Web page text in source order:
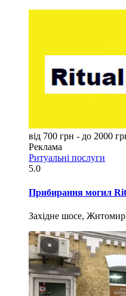
від 700 грн - до 2000
Реклама
Ритуальні послуги
5.0
Прибирання могил
Західне шосе, Житомир